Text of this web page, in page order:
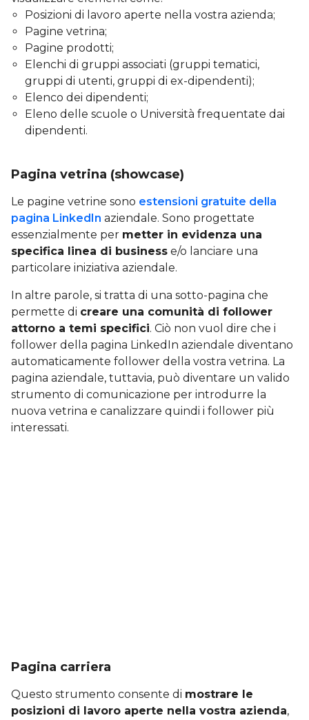
Posizioni di lavoro aperte nella vostra azienda;
Pagine vetrina;
Pagine prodotti;
Elenchi di gruppi associati (gruppi tematici,
gruppi di utenti, gruppi di ex-dipendenti);
Elenco dei dipendenti;
Eleno delle scuole o Università frequentate dai
dipendenti.
Pagina vetrina (showcase)
Le pagine vetrine sono estensioni gratuite della
pagina LinkedIn aziendale. Sono progettate
essenzialmente per metter in evidenza una
specifica linea di business e/o lanciare una
particolare iniziativa aziendale.
In altre parole, si tratta di una sotto-pagina che
permette di creare una comunità di follower
attorno a temi specifici. Ciò non vuol dire che i
follower della pagina LinkedIn aziendale diventano
automaticamente follower della vostra vetrina. La
pagina aziendale, tuttavia, può diventare un valido
strumento di comunicazione per introdurre la
nuova vetrina e canalizzare quindi i follower più
interessati.
Pagina carriera
Questo strumento consente di mostrare le
posizioni di lavoro aperte nella vostra azienda,